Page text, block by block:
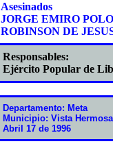
Asesinados
JORGE EMIRO
ROBINSON DE
Responsables:
Ejército Popular de
Departamento: Meta
Municipio: Vista Hermosa
Abril 17 de 1996